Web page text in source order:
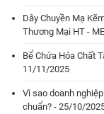
Dây Chuyền Mạ
Thương Mại HT -
Bể Chứa Hóa Chất
11/11/2025
Vì sao doanh
chuẩn? - 25/10/